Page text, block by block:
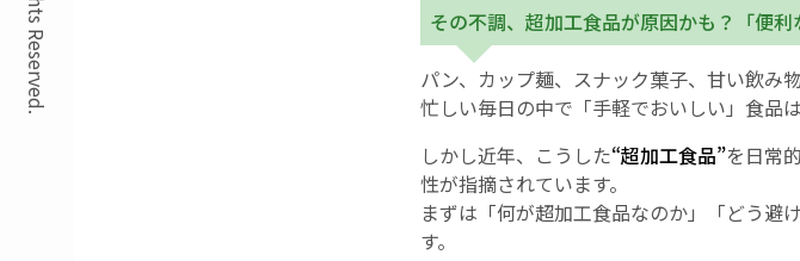
その不調、超加工食品が原因かも？「便
パン、カップ麺、スナック菓子、甘い飲み
忙しい毎日の中で「手軽でおいしい」食品は
しかし近年、こうした“超加工食品”を日常
性が指摘されています。
まずは「何が超加工食品なのか」「どう避
す。
遠方にお住まいで当院
医師プ